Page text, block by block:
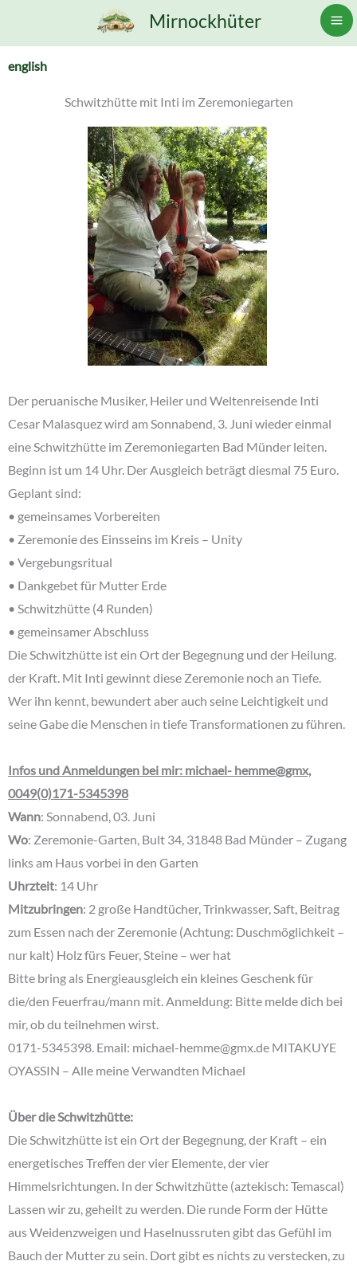
Mirnockhüter
english
Schwitzhütte mit Inti im Zeremoniegarten
Der peruanische Musiker, Heiler und Weltenreisende Inti
Cesar Malasquez wird am Sonnabend, 3. Juni wieder einmal
eine Schwitzhütte im Zeremoniegarten Bad Münder leiten.
Beginn ist um 14 Uhr. Der Ausgleich beträgt diesmal 75 Euro.
Geplant sind:
• gemeinsames Vorbereiten
• Zeremonie des Einsseins im Kreis – Unity
• Vergebungsritual
• Dankgebet für Mutter Erde
• Schwitzhütte (4 Runden)
• gemeinsamer Abschluss
Die Schwitzhütte ist ein Ort der Begegnung und der Heilung.
der Kraft. Mit Inti gewinnt diese Zeremonie noch an Tiefe.
Wer ihn kennt, bewundert aber auch seine Leichtigkeit und
seine Gabe die Menschen in tiefe Transformationen zu führen.
Infos und Anmeldungen bei mir: michael- hemme@gmx,
0049(0)171-5345398
Wann: Sonnabend, 03. Juni
Wo: Zeremonie-Garten, Bult 34, 31848 Bad Münder – Zugang
links am Haus vorbei in den Garten
Uhrzteit: 14 Uhr
Mitzubringen: 2 große Handtücher, Trinkwasser, Saft, Beitrag
zum Essen nach der Zeremonie (Achtung: Duschmöglichkeit –
nur kalt) Holz fürs Feuer, Steine – wer hat
Bitte bring als Energieausgleich ein kleines Geschenk für
die/den Feuerfrau/mann mit. Anmeldung: Bitte melde dich bei
mir, ob du teilnehmen wirst.
0171-5345398. Email: michael-hemme@gmx.de MITAKUYE
OYASSIN – Alle meine Verwandten Michael
Über die Schwitzhütte:
Die Schwitzhütte ist ein Ort der Begegnung, der Kraft – ein
energetisches Treffen der vier Elemente, der vier
Himmelsrichtungen. In der Schwitzhütte (aztekisch: Temascal)
Lassen wir zu, geheilt zu werden. Die runde Form der Hütte
aus Weidenzweigen und Haselnussruten gibt das Gefühl im
Bauch der Mutter zu sein. Dort gibt es nichts zu verstecken, zu